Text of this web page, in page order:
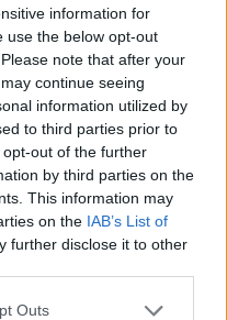
information for
use the below opt-out
note that after your
continue seeing
information utilized by
to third parties prior to
out of the further
by third parties on the
This information may
on the IAB’s List of
further disclose it to other
one or more Google
Outs